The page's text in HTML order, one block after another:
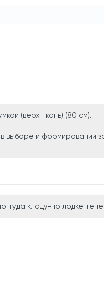
(верх ткань) (80 см).
и формировании
туда кладу-по лодке